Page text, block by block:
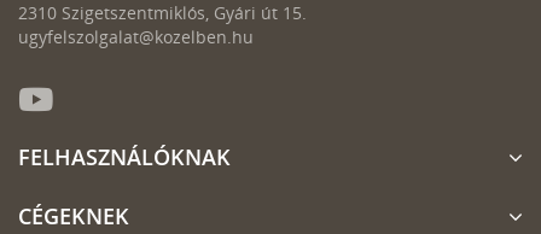
2310 Szigetszentmiklós, Gyári út 15.
ugyfelszolgalat@kozelben.hu
FELHASZNÁLÓKNAK
CÉGEKNEK